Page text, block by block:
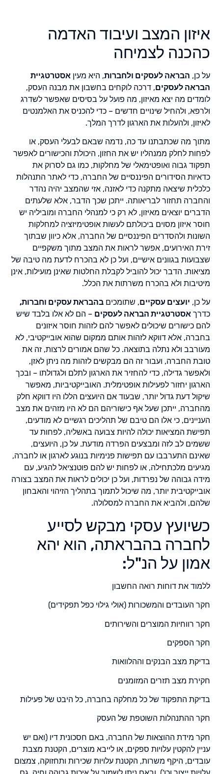
איזון המצב ועיבוד האדמה
כהכנה לצמיחה
על כן, הבראה לעסקים ולחברות, היא מעין אסטרטגיית
הבראה לעסקים, דרכה לוקחים בחשבון את מבנה העסק,
לומדים מה יצא מאיזון, מה פועל על בסיסים שאפשר לשדרג
ולרפא, ולהחיל שינויים חדשים – כדי להכניס את האלמנטים
לאיזון, ולהעלות את הארגון לדרך המלך.
מתוך מה שכתבתנו עד כה, נדמה שבאם לבעלי העסק, או
לפחות לחלק ממנהליו יש את החזון, היכולת והכישורים לאפשר
תפקוד גבוה ואופטימאלי של מחלקות, כמו גם לסרוק את
כדאיות הסידורים הפיננסיים של החברה, כדי לאתר התנהלות
כלכלית שיצאה מתקנה כדי לאזנה, אזי שהמצב יהיה נהדר
והחברה תחזור לבריאותה. ייתכן שכך הדבר, אלא שלעתים
הדברים יוצאים מאיזון, לא רק כי למנהלי החברה ומוביליה יש
חוסר איזון מסוים ביכולתם לעשות אופטימיזציה למחלקות
השונות ולהסדרים הפיננסיים של החברה, אלא כיוון שבתוך
זירת האירועים, אפשר לראות את המצב מתוך משקפיים
שצבועות בגוונים אישיים, ועל כן לא בהכרח לדעת מה טיבה של
מציאות. הדבר יכול להוביל לקבלת החלטות שאינן מועילות, אינן
מיטיבות ולא בהכרח משרתות את הכלל.
על כן, יועצים עסקיים, שתומכים בהבראת עסקים וחברות,
כדרך אסטרטגיית הבראה לעסקים – הם לא אלו בלבד שיש
להם כישורים שיכולים לאפשר להם לזהות חוסר איזונים
בחברה, אלא דווקא לזהות אותם ממקום שהוא אובייקטיבי, לא
מעורבב ולא נתלה בתוצאה. כל שהם אמורים לרצות, זה את
טובת החברה, ועבור זה הם מבקשים לזהות מה ניתן לאזן,
ולאפשר גדילה, כדי להחזיר את הארגון לתלם ולגדולתו – ובכך
הארגון יחזור לפעילות אופטימלית. האובייקטיביות, מאפשר
שיקול דעת גדול יותר, שבעוד אם היועצים הללו היו דווקא חלק
מהחברה, ייתכן שעל אף כישוריהם הם לא היו מזהים את מצב
העניינים, כי אלו הם טיבם של תהליכים רגשיים לא מודעים,
תפישת המציאות יכולה להיות צבועה באשליה, לפחות עד
ששמים לב לזה ומבצעים הפרדה מודעת. על כן, היועצים,
שאינם התערבבו עם תפישות פנימיות בנוגע לארגון או לחברה,
מגיעים מלכתחילה, או לפחות יש להם פוטנציאל להגיע, עם
מידה גבוהה של נפרדות, ועל כן יכולים לראות את המצב בצורה
אובייקטיבית יותר, מה שיכול לתמוך בתהליך הזיהוי והאבחון
שלהם, ולהביא את החברה למסלולה.
כשיועץ עסקי מבקש לסייע
לחברה בהבראתה, הוא יהא
אמון על הנ"ל:
ללמוד את דוחות רואה החשבון
חקר העובדים והמשכורות (אולי גילוי כפל תפקידים)
חקר רווחיות המוצרים והשירותים
חקר הספקים
בדיקת מצב הבנקים וההלוואות
חקירת מצב תזרים המזומנים
בדיקת התפקוד של כל מחלקה בחברה, כל היבט של פעילות
חקר ההתנהלות השוטפת של העסק
חקר מידת ההוצאות של החברה, באם חסכונית דיו (ואם יש
עניין להקטין עלויות ספקים, או לייבא מוצרים, הקטנת מצבת
עובדים, היקף משרות, הקטנת עלויות שכירות ותחזוקה, צמצום